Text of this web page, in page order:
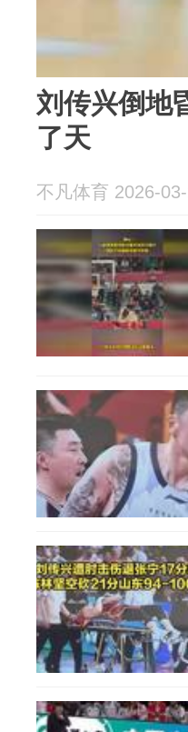
刘传兴倒地
了天
不凡体育 2026-